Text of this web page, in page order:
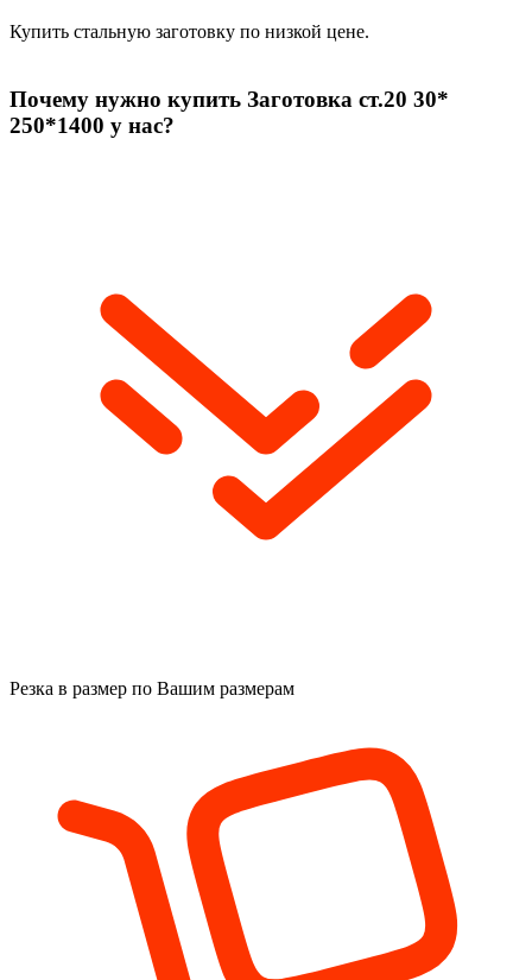
Купить стальную заготовку по низкой цене.
Почему нужно купить Заготовка ст.20 30*
250*1400 у нас?
Резка в размер по Вашим размерам